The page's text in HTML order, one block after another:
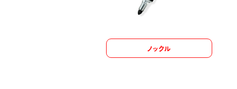
ノックル